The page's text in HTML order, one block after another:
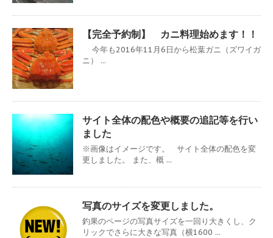
【完全予約制】 カニ料理始めます！！
今年も2016年11月6日から松葉ガニ（ズワイガ
ニ） ...
サイト全体の配色や概要の追記等を行い
ました
※画像はイメージです。 サイト全体の配色を変
更しました。 また、概 ...
写真のサイズを変更しました。
釣果のページの写真サイズを一回り大きくし、ク
リックでさらに大きな写真（横1600 ...